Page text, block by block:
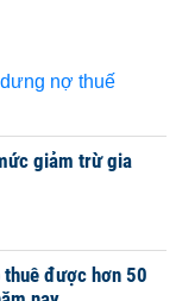
giảm trừ gia
được hơn 50